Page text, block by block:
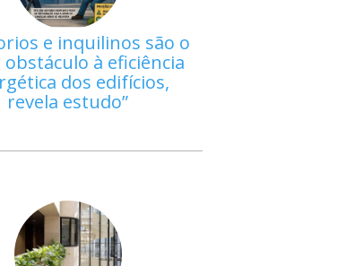
e inquilinos são o
à eficiência
dos edifícios,
revela estudo